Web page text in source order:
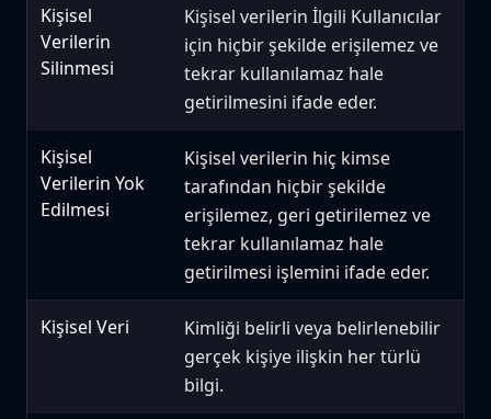
Kişisel
Verilerin
Silinmesi
Kişisel verilerin İlgili Kullanıcılar
için hiçbir şekilde erişilemez ve
tekrar kullanılamaz hale
getirilmesini ifade eder.
Kişisel
Verilerin Yok
Edilmesi
Kişisel verilerin hiç kimse
tarafından hiçbir şekilde
erişilemez, geri getirilemez ve
tekrar kullanılamaz hale
getirilmesi işlemini ifade eder.
Kişisel Veri
Kimliği belirli veya belirlenebilir
gerçek kişiye ilişkin her türlü
bilgi.